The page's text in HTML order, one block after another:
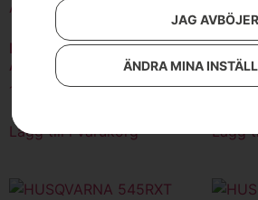
JAG AVBÖJER
ÄNDRA MINA
HUSQVARNA 545FX
AutoTune™
14 500 kr
Lägg till i varukorg
14 900
Lägg